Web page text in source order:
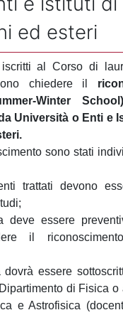
ed esteri
al Corso di
chiedere il
Winter
Università o Enti e
sono stati
trattati devono
deve essere
il
dovrà essere
di Fisica o
e Astrofisica